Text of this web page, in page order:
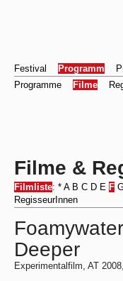
Festival Programm
Programme
Filme
Filme &
Filmliste: * A B C D E F
RegisseurInnen
Deeper
Experimentalfilm, AT